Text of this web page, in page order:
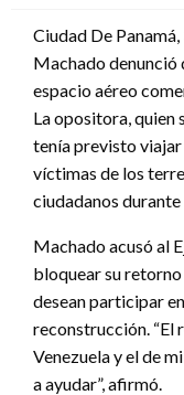
Ciudad De
Machado denunció
espacio aéreo
La opositora, quien
tenía previsto viajar
víctimas de los
ciudadanos durante
Machado acusó al
bloquear su
desean participar
reconstrucción. “El
Venezuela y el de
a ayudar”, afirmó.